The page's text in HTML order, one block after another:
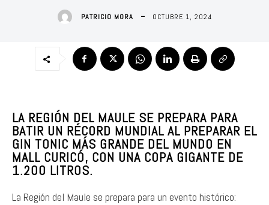
PATRICIO MORA OCTUBRE 1, 2024
LA REGIÓN DEL MAULE SE PREPARA PARA
BATIR UN RÉCORD MUNDIAL AL PREPARAR EL
GIN TONIC MÁS GRANDE DEL MUNDO EN
MALL CURICÓ, CON UNA COPA GIGANTE DE
1.200 LITROS.
La Región del Maule se prepara para un evento histórico: